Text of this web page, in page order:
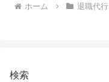
ホーム 退職代行
検索